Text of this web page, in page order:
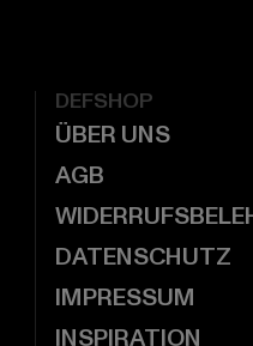
DEFSHOP
ÜBER UNS
AGB
DATENSCHUTZ
IMPRESSUM
INSPIRATION